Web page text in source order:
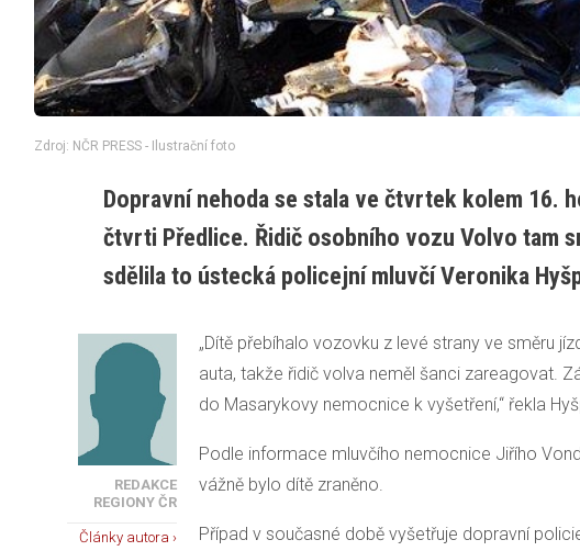
Zdroj: NČR PRESS - Ilustrační foto
Dopravní nehoda se stala ve čtvrtek kolem 16.
čtvrti Předlice. Řidič osobního vozu Volvo tam
sdělila to ústecká policejní mluvčí Veronika
REDAKCE
REGIONY ČR
Články autora ›
„Dítě přebíhalo vozovku z levé strany ve směru
auta, takže řidič volva neměl šanci zareagovat.
do Masarykovy nemocnice k vyšetření,“ řekla
Podle informace mluvčího nemocnice Jiřího
vážně bylo dítě zraněno.
Případ v současné době vyšetřuje dopravní